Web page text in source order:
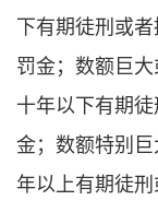
下有期徒刑或
罚金；数额巨
十年以下有期
金；数额特别
年以上有期徒